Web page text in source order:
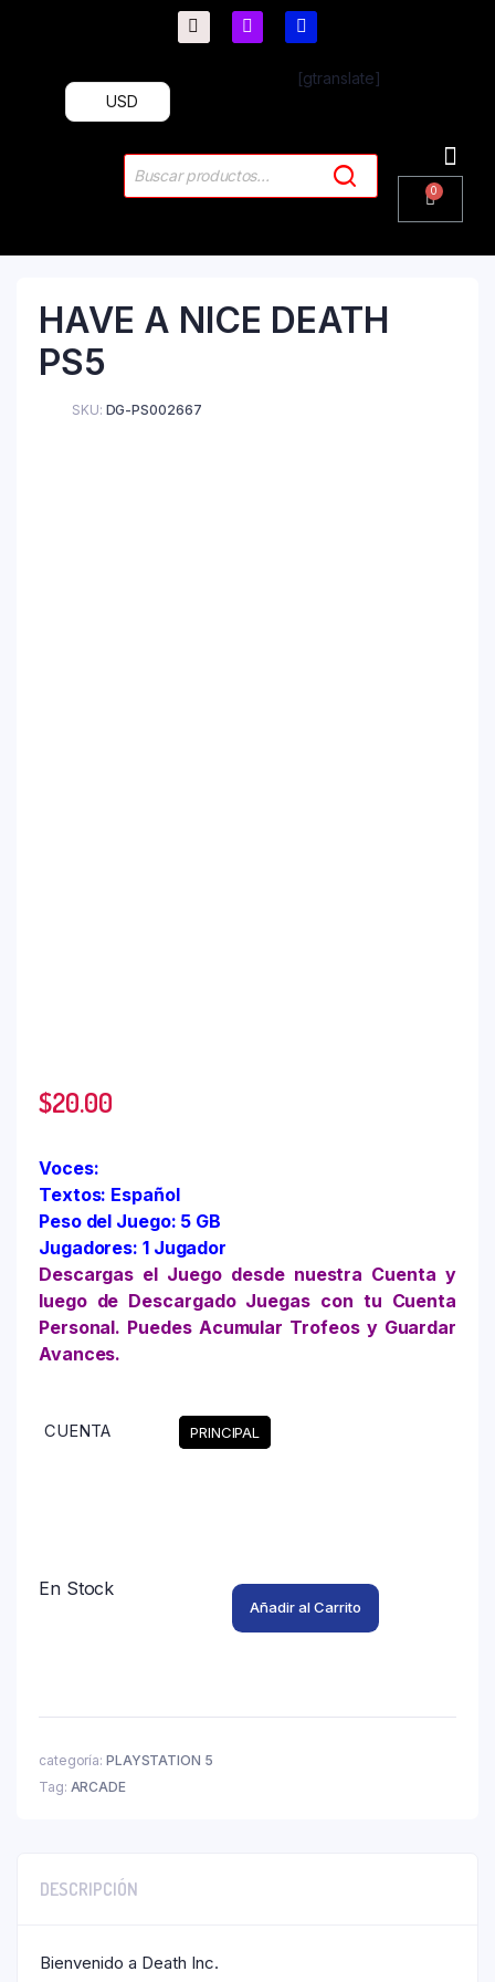
[gtranslate]
USD
HAVE A NICE DEATH
PS5
SKU: DG-PS002667
$20.00
Voces:
Textos: Español
Peso del Juego: 5 GB
Jugadores: 1 Jugador
Descargas el Juego desde nuestra Cuenta y
luego de Descargado Juegas con tu Cuenta
Personal. Puedes Acumular Trofeos y Guardar
Avances.
CUENTA PRINCIPAL
En Stock
Añadir al Carrito
categoría: PLAYSTATION 5
Tag: ARCADE
DESCRIPCIÓN
Bienvenido a Death Inc.